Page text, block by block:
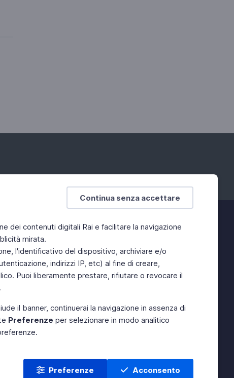
Continua senza accettare
dei contenuti digitali Rai e facilitare la navigazione
mirata.
l'identificativo del dispositivo, archiviare e/o
indirizzi IP, etc) al fine di creare,
Puoi liberamente prestare, rifiutare o revocare il
.
il banner, continuerai la navigazione in assenza di
Preferenze per selezionare in modo analitico
Preferenze Acconsento